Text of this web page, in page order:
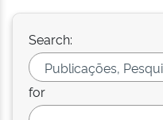
Search:
for